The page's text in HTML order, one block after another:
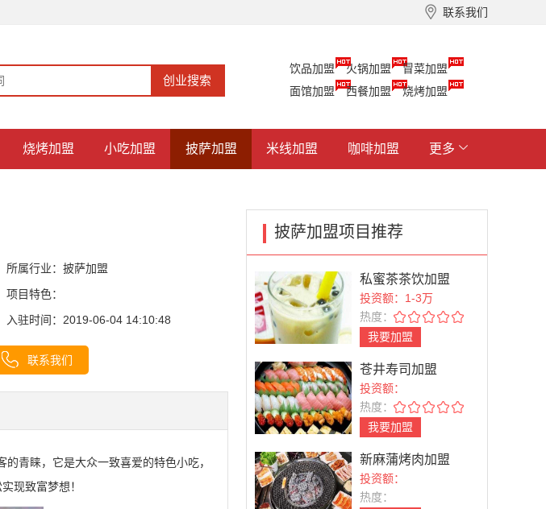
联系我们
饮品加盟 火锅加盟
冒菜加盟
面馆加盟
西餐加盟 烧烤加盟
烧烤加盟 小吃加盟 披萨加盟 米线加盟 咖啡加盟 更多
所属行业： 披萨加盟
项目特色：
入驻时间：2019-06-04 14:10:48
联系我们
青睐，它是大众一致喜爱的特色小吃，
现致富梦想！
披萨加盟项目推荐
私蜜茶茶饮加盟
投资额：1-3万
热度：
我要加盟
苍井寿司加盟
投资额：
热度：
我要加盟
新麻蒲烤肉加盟
投资额：
热度：